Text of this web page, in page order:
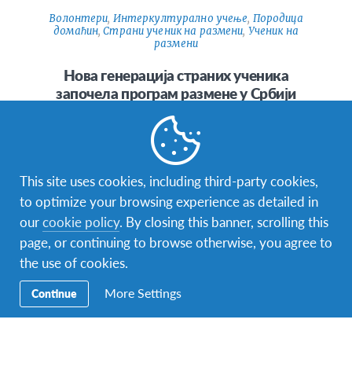
Волонтери, Интеркултурално учење, Породица
домаћин,Страни ученик на размени, Ученик на
размени
Нова генерација страних ученика
започела програм размене у Србији
Да ли знате шта повезује следеће градове: Београд,
Суботицу, Аранђеловац, Зајечар, Ваљево, Горњи
Милановац, Ниш, Врбас, Чачак, Ћуприју, Ковин,
Кикинду…
фејсбукинстаграм
This site uses cookies, including third-party cookies,
to optimize your browsing experience as detailed in
ourcookie policy. By closing this banner, scrolling this
page, or continuing to browse otherwise, you agree to
the use of cookies.
Continue More Settings